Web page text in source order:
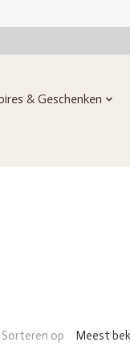
& Geschenken
Sorteren op Meest